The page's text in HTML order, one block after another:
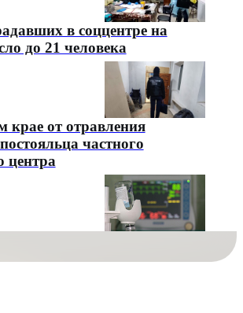
в соццентре на
до 21 человека
крае от отравления
частного
центра